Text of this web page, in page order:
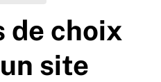
de choix
site